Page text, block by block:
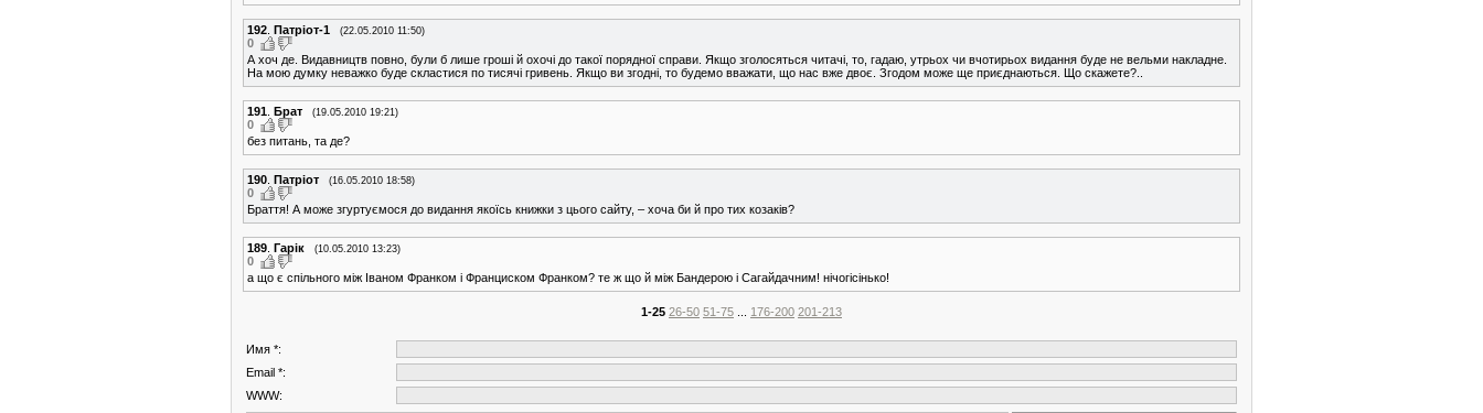
192 Патріот-1 (22.05.2010 11:50)
0
А хоч де. Видавництв повно, були б лише гроші й охочі до такої порядної справи. Якщо зголосяться читачі, то, гадаю, утрьох чи вчотирьох видання буде не вельми накладне.
На мою думку неважко буде скластися по тисячі гривень. Якщо ви згодні, то будемо вважати, що нас вже двоє. Згодом може ще приєднаються. Що скажете?..
191 Брат (19.05.2010 19:21)
0
без питань, та де?
190 Патріот (16.05.2010 18:58)
0
Браття! А може згуртуємося до видання якоїсь книжки з цього сайту, – хоча би й про тих козаків?
189 Гарік (10.05.2010 13:23)
0
а що є спільного між Іваном Франком і Франциском Франком? те ж що й між Бандерою і Сагайдачним! нічогісінько!
1-25 26-50 51-75 176-200 201-213
Имя *:
Email *:
WWW: